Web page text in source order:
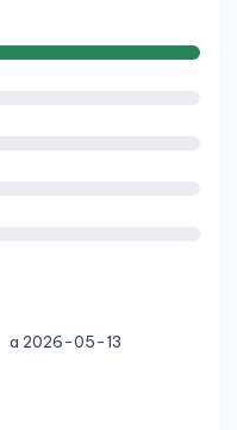
flexibilidade.
a 2026-05-13